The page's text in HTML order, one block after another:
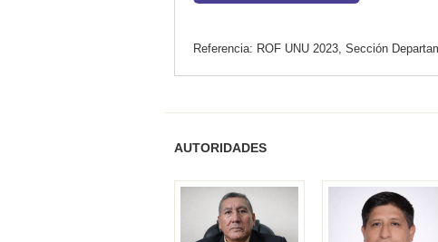
Referencia: ROF UNU 2023, Sección
AUTORIDADES